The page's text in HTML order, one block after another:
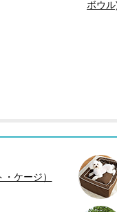
ボウル
ケージ）